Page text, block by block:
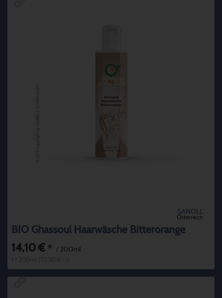
SANOLL
Österreich
BIO Ghassoul Haarwäsche Bitterorange
14,10 € * / 200ml